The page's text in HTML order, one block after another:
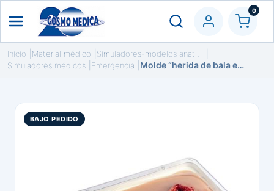
0
Inicio Material médico
Simuladores médicos
Emergencia Molde “herida de bala en la pierna con función de sangrado"
BAJO PEDIDO